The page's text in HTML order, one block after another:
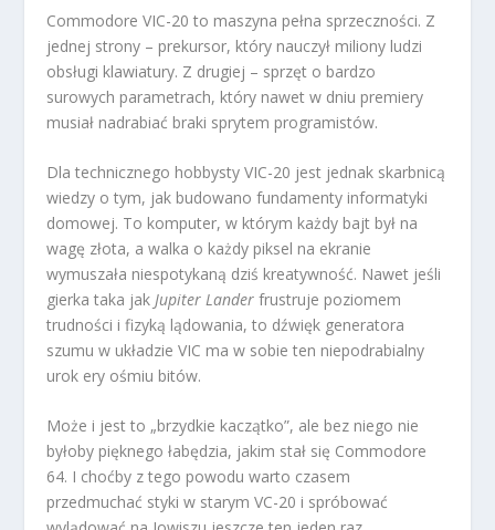
Commodore VIC-20 to maszyna pełna sprzeczności. Z
jednej strony – prekursor, który nauczył miliony ludzi
obsługi klawiatury. Z drugiej – sprzęt o bardzo
surowych parametrach, który nawet w dniu premiery
musiał nadrabiać braki sprytem programistów.
Dla technicznego hobbysty VIC-20 jest jednak skarbnicą
wiedzy o tym, jak budowano fundamenty informatyki
domowej. To komputer, w którym każdy bajt był na
wagę złota, a walka o każdy piksel na ekranie
wymuszała niespotykaną dziś kreatywność. Nawet jeśli
gierka taka jakJupiter Lander frustruje poziomem
trudności i fizyką lądowania, to dźwięk generatora
szumu w układzie VIC ma w sobie ten niepodrabialny
urok ery ośmiu bitów.
Może i jest to „brzydkie kaczątko”, ale bez niego nie
byłoby pięknego łabędzia, jakim stał się Commodore
64. I choćby z tego powodu warto czasem
przedmuchać styki w starym VC-20 i spróbować